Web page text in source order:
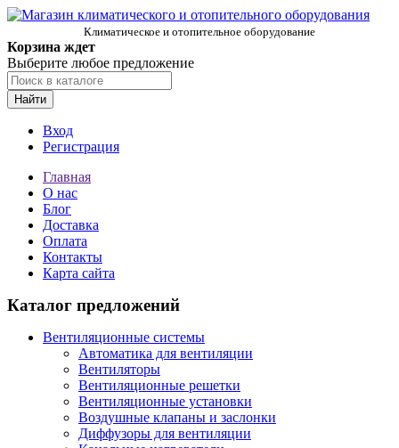
Климатическое и отопительное оборудование
Корзина ждет
Выберите любое предложение
Найти
Вход
Регистрация
Главная
О нас
Блог
Доставка
Оплата
Контакты
Карта сайта
Каталог предложений
Вентиляционные системы
Автоматика для вентиляции
Вентиляторы
Вентиляционные решетки
Вентиляционные установки
Воздушные клапаны и заслонки
Диффузоры для вентиляции